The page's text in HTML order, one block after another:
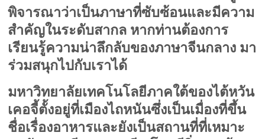
ร่วมสนุกไปกับเราได้
มหาวิทยาลัยเทคโนโลยีภาคใต้ของไต้หวัน
เคอจี้ตั้งอยู่ที่เมืองไถหนันซึ่งเป็นเมื่องที่ขึ้น
ชื่อเรื่องอาหารและยังเป็นสถานที่ที่เหมาะ
สมกับการเรียนภาษาจีน โดยมีสิ่งแวดล้อม
ที่หลากหลายและคณาจารย์ที่ผ่านการ
อบรมเป็นอย่างดี มีความทุ่มเทในการสอน
นอกจากบรรยากาศในการเรียนที่มีทั้ง
ทักษะ ฟัง พูด อ่าน เขียนแล้ว ทางมหาลัยยัง